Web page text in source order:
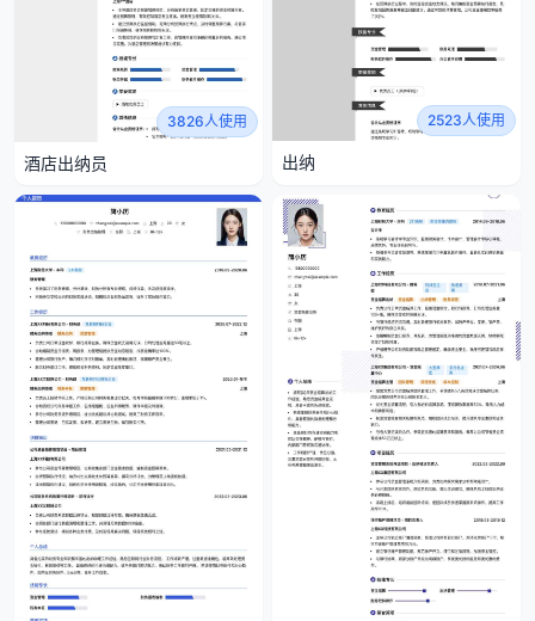
3826人使用
酒店出纳员
2523人使用
出纳